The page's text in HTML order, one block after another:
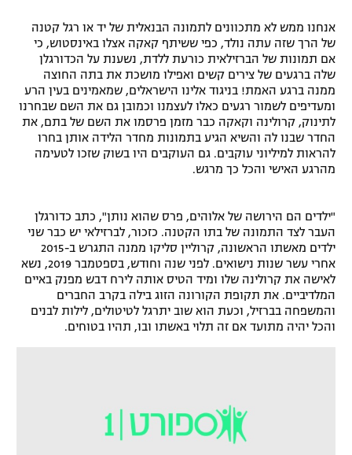
תקנון פעילות ספורט 1
רשיון להקרנה פומבית לבית עסק
הצטרפות לחבילת הערוצים
לוח דרושים – ג'ובנט
תגיות
המגזין
גיימינג E-Sports
אנחנו ממש לא מתכוונים לתמונה הבנאלית של יד או רגל קטנה
של הרך שזה עתה נולד, כפי ששיתף קאקה אצלו באינסטוש, כי
אם תמונות של הברזילאית כורעת ללדת, נשענת על הכדורגלן
שלה ברגעים של צירים קשים ואפילו מושכת את בתה החוצה
ממנה ברגע האמת! בניגוד אלינו הישראלים, שמאמינים בעין הרע
ומעדיפים לשמור רגעים כאלו לעצמנו וכמובן גם את השם שבחרנו
לתינוק, קרולינה וקאקה כבר מזמן פרסמו את השם של בתם, את
החדר שבנו לה והשיא הגיע בתמונות מחדר הלידה אותן בחרו
להראות למיליוני עוקבים. גם העוקבים היו בשוק שזכו לטעימה
מהרגע האישי והכל כך מרגש.
"ילדים הם הירושה של אלוהים, פרס שהוא נותן", כתב כדורגלן
העבר לצד התמונה של בתו הקטנה. כזכור, לברזילאי יש כבר שני
ילדים מאשתו הראשונה, קרוליין סליקו ממנה התגרש ב-2015
אחרי עשר שנות נישואים. לפני שנה וחודש, בספטמבר 2019, נשא
לאישה את קרולינה שלו ומיד הטיס אותה לירח דבש מפנק באיים
המלדיביים. את תקופת הקורונה הזוג בילה בקרב החברים
והמשפחה בברזיל, וכעת הוא שוב יתרגל לטיטולים, לילות לבנים
והכל יהיה מתועד אם זה תלוי באשתו ובו, תהיו בטוחים.